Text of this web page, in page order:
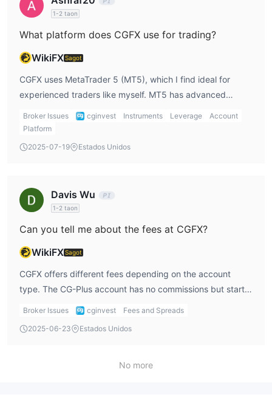
1-2 taon
What platform does CGFX use for trading?
WikiFXSagot
CGFX uses MetaTrader 5 (MT5), which I find ideal for
experienced traders like myself. MT5 has advanced
charting tools, a built-in economic calendar, and
automated trading options. If you’re more familiar with
Broker Issues cginvest Instruments Leverage
Account
Platform
2025-07-19
Estados Unidos
Davis Wu
1-2 taon
Can you tell me about the fees at CGFX?
WikiFXSagot
CGFX offers different fees depending on the account
type. The CG-Plus account has no commissions but starts
with spreads from 1.0 pips, while the CG-PRO and CG
commissions of $5 and $3 per lot, respectively. The
could add up, especially for frequent traders.
Broker Issues cginvest
Fees and Spreads
2025-06-23
Estados Unidos
No more